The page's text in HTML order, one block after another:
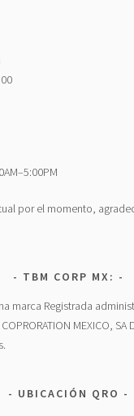
por el momento,
TBM CORP MX:
marca Registrada
COPRORATION MEXICO,
UBICACIÓN QRO